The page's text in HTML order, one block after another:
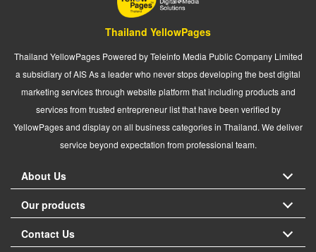
Thailand YellowPages
Thailand YellowPages Powered by Teleinfo Media Public Company Limited
a subsidiary of AIS As a leader who never stops developing the best digital
marketing services through website platform that including products and
services from trusted entrepreneur list that have been verified by
YellowPages and display on all business categories in Thailand. We deliver
service beyond expectation from professional team.
About Us
Our products
Contact Us